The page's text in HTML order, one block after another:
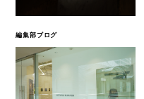
編集部ブログ